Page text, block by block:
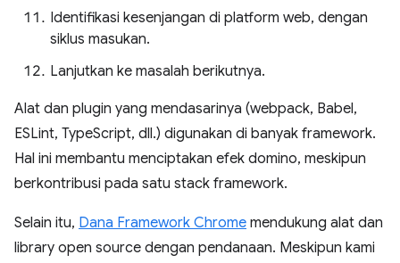
Identifikasi kesenjangan di platform web, dengan
siklus masukan.
Lanjutkan ke masalah berikutnya.
Alat dan plugin yang mendasarinya (webpack, Babel,
ESLint, TypeScript, dll.) digunakan di banyak framework.
Hal ini membantu menciptakan efek domino, meskipun
berkontribusi pada satu stack framework.
Selain itu, Dana Framework Chrome mendukung alat dan
library open source dengan pendanaan. Meskipun kami